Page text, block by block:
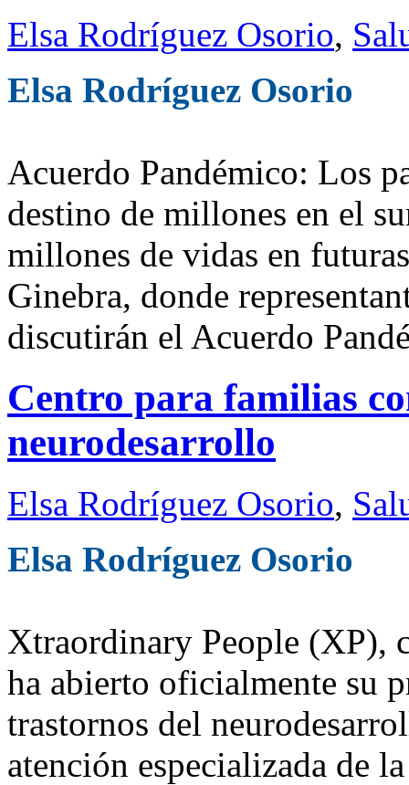
Elsa Rodríguez Osorio,
Elsa Rodríguez Osorio
Acuerdo Pandémico: Los
destino de millones en el
millones de vidas en
Ginebra, donde
discutirán el Acuerdo
Centro para familias
neurodesarrollo
Elsa Rodríguez Osorio,
Elsa Rodríguez Osorio
Xtraordinary People (XP),
ha abierto oficialmente su
trastornos del
atención especializada de